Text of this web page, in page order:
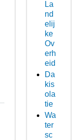
La
nd
elij
ke
Ov
erh
eid
Da
kis
ola
tie
Wa
ter
sc